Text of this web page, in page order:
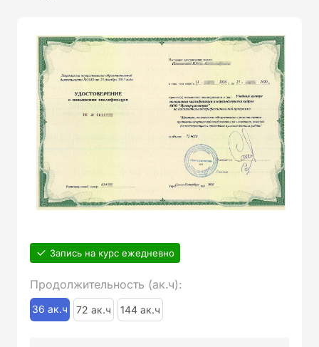
Запись на курс ежедневно
Продолжительность (ак.ч):
36 ак.ч 72 ак.ч 144 ак.ч